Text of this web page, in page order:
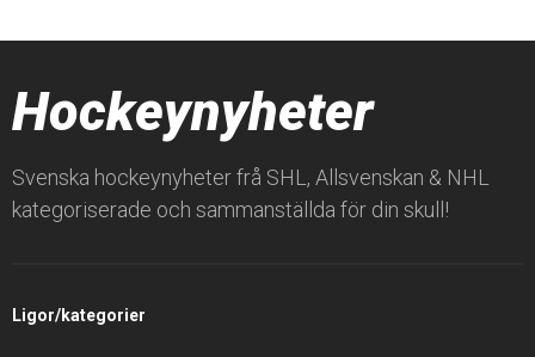
Hockeynyheter
Svenska hockeynyheter frå SHL, Allsvenskan & NHL
kategoriserade och sammanställda för din skull!
Ligor/kategorier